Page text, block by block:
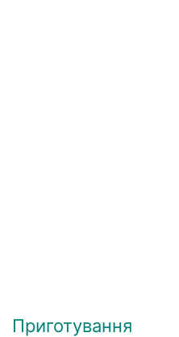
Приготування